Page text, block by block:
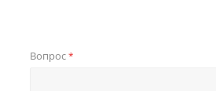
Вопрос*